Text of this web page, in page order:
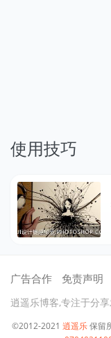
使用技巧
广告合作 免责声明
逍遥乐博客,专注于分
©2012-2021 逍遥乐保留